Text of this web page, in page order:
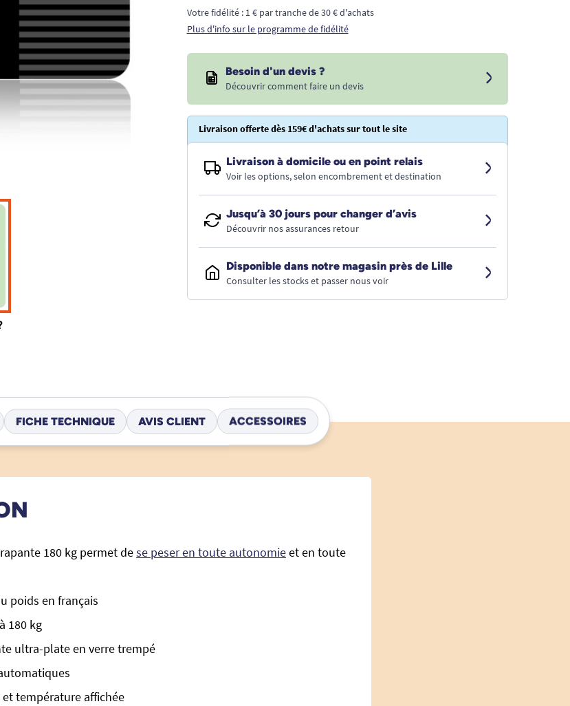
Votre fidélité : 1 € par tranche de 30 € d'achats
Plus d'info sur le programme de fidélité
Besoin d'un devis ?
Découvrir comment faire un devis
Livraison offerte dès 159€ d'achats sur tout le site
Livraison à domicile ou en point relais
Voir les options, selon encombrement et destination
Jusqu’à 30 jours pour changer d’avis
Découvrir nos assurances retour
Disponible dans notre magasin près de Lille
Consulter les stocks et passer nous voir
FICHE TECHNIQUE AVIS CLIENT ACCESSOIRES
180 kg permet dese peser en toute autonomieet en toute
poids en français
180 kg
ultra-plate en verre trempé
température affichée